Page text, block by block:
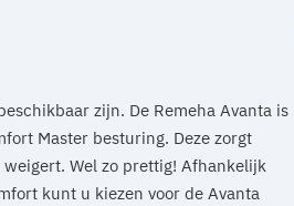
zijn. De Remeha Avanta is
Master besturing. Deze zorgt
Wel zo prettig! Afhankelijk
kunt u kiezen voor de Avanta